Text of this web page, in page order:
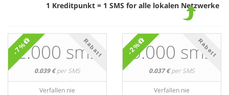
1 Kreditpunkt = 1 SMS for alle lokalen Netzwerke
-7% Rabatt
2.000 sms
0.039 €per SMS
Verfallen nie
-2% Rabatt
5.000 sms
0.037 €per SMS
Verfallen nie